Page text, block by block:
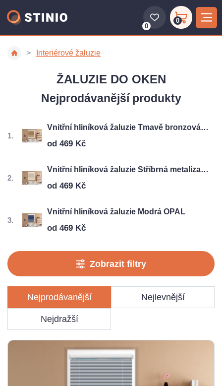
0
0
Interiérové žaluzie
ŽALUZIE DO OKEN
Nejprodávanější produkty
Vnitřní hliníková žaluzie Tmavě bronzová BRILANT
od 469 Kč
Vnitřní hliníková žaluzie Stříbrná metalíza OPAL
od 469 Kč
Vnitřní hliníková žaluzie Modrá OPAL
od 469 Kč
Nejprodávanější Nejlevnější
Nejdražší
Zobrazit filtry